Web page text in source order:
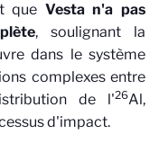
que Vesta n'a pas
, soulignant la
dans le système
complexes entre
de l'26Al,
d'impact.